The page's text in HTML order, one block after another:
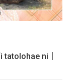
tatolohae ni｜